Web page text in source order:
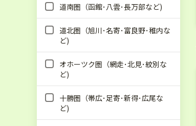
道南圏（函館･八雲･長万部など)
道北圏（旭川･名寄･富良野･稚内な
ど)
オホーツク圏（網走･北見･紋別な
ど)
十勝圏（帯広･足寄･新得･広尾な
ど)